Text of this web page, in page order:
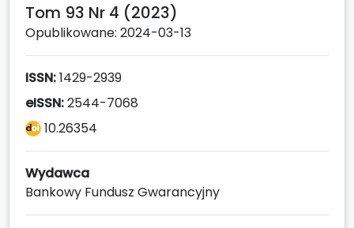
Tom 93 Nr 4 (2023)
Opublikowane: 2024-03-13
ISSN:1429-2939
eISSN:2544-7068
10.26354
Wydawca
Bankowy Fundusz Gwarancyjny